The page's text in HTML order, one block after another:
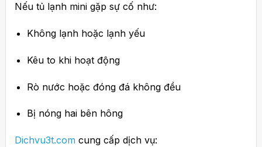
Nếu tủ lạnh mini gặp sự cố như:
Không lạnh hoặc lạnh yếu
Kêu to khi hoạt động
Rò nước hoặc đóng đá không đều
Bị nóng hai bên hông
Dichvu3t.comcung cấp dịch vụ: